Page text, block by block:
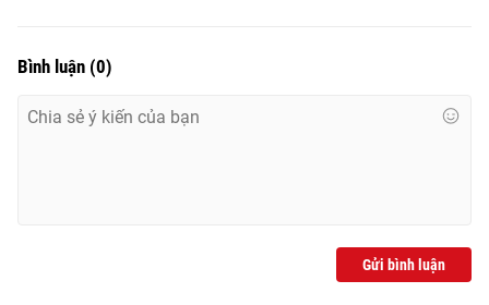
Bình luận (0)
Gửi bình luận